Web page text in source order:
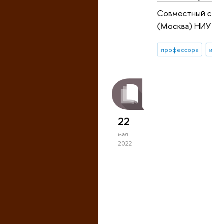
Совместный
(Москва) НИУ
профессора
22
мая
2022